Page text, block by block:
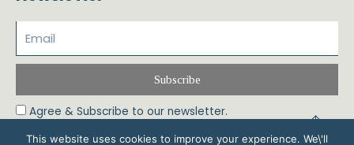
Agree & Subscribe to our newsletter.
Subscribe
This website uses cookies to improve your experience. We\'ll